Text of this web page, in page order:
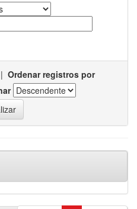
| Ordenar registros por